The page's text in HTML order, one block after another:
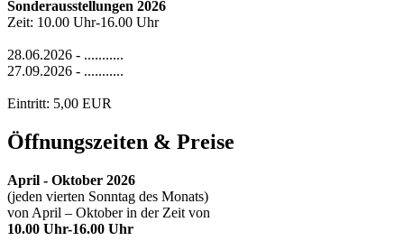
Sonderausstellungen 2026
Zeit: 10.00 Uhr-16.00 Uhr
28.06.2026 - ...........
27.09.2026 - ...........
Eintritt: 5,00 EUR
Öffnungszeiten & Preise
April - Oktober 2026
(jeden vierten Sonntag des Monats)
von April – Oktober in der Zeit von
10.00 Uhr-16.00 Uhr